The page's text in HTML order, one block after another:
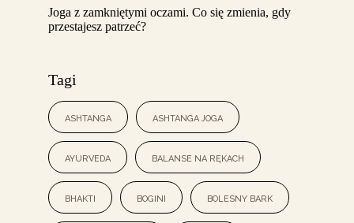
Joga z zamkniętymi oczami. Co się zmienia, gdy
przestajesz patrzeć?
Tagi
ashtanga ashtanga joga
ayurveda balanse na rękach
bhakti bogini bolesny bark